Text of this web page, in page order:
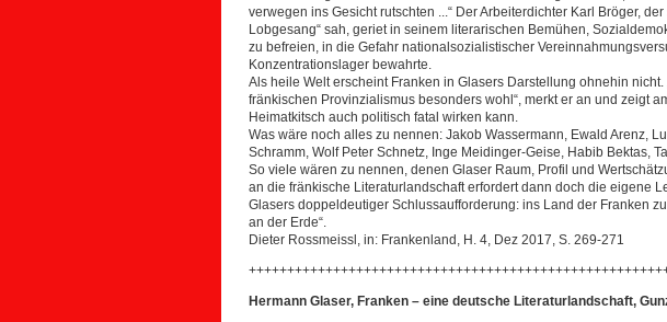
verwegen ins Gesicht rutschten ...“ Der Arbeiterdichter Karl Bröger,
Lobgesang“ sah, geriet in seinem literarischen Bemühen,
zu befreien, in die Gefahr nationalsozialistischer
Konzentrationslager bewahrte.
Als heile Welt erscheint Franken in Glasers Darstellung ohnehin
fränkischen Provinzialismus besonders wohl“, merkt er an und zeigt
Heimatkitsch auch politisch fatal wirken kann.
Was wäre noch alles zu nennen: Jakob Wassermann, Ewald Arenz,
Schramm, Wolf Peter Schnetz, Inge Meidinger-Geise, Habib Bektas,
So viele wären zu nennen, denen Glaser Raum, Profil und
an die fränkische Literaturlandschaft erfordert dann doch die eigene
Glasers doppeldeutiger Schlussaufforderung: ins Land der Franken
an der Erde“.
Dieter Rossmeissl, in: Frankenland, H. 4, Dez 2017, S. 269-271
Hermann Glaser, Franken – eine deutsche Literaturlandschaft,